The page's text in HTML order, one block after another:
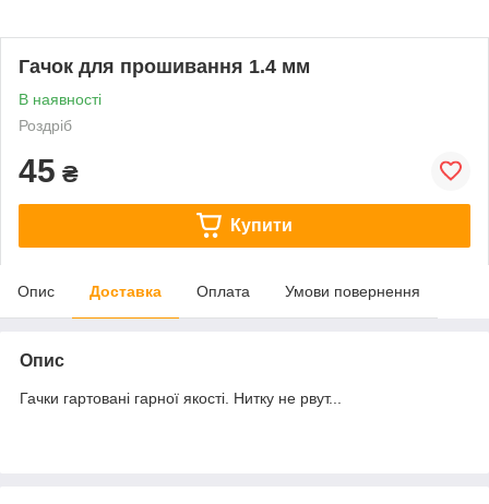
Гачок для прошивання 1.4 мм
В наявності
Роздріб
45 ₴
Купити
Опис Доставка Оплата Умови повернення
Опис
Гачки гартовані гарної якості. Нитку не рвут...